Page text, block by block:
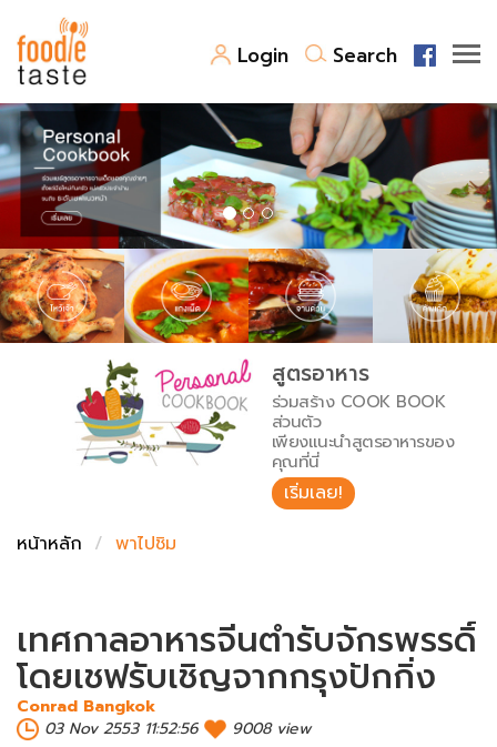
Login Search
สูตรอาหาร
สูตรอาหารล่าสุด
Top Foodie
พาไปชิม
สารพันก้นครัว
เคล็ดลับน่ารู้
เปรียบเทียบหน่วยการตวง
เปรียบเทียบอุณหภูมิ
เปรียบเทียบน้ำหนักวัตถุดิบ
FoodPedia
สร้าง Cookbook
สูตรอาหาร
ร่วมสร้าง COOK BOOK
ส่วนตัว
เพียงแนะนำสูตรอาหารของ
คุณที่นี่
เริ่มเลย!
หน้าหลัก
พาไปชิม
เทศกาลอาหารจีนตำรับจักรพรรดิ์
โดยเชฟรับเชิญจากกรุงปักกิ่ง
Conrad Bangkok
03 Nov 2553 11:52:56
9008 view